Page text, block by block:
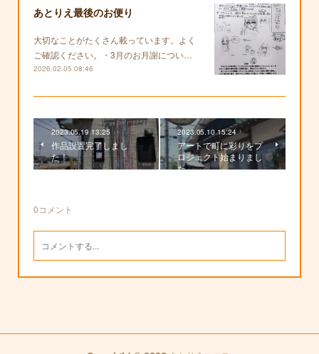
あとりえ最後のお便り
大切なことがたくさん載っています。よく
ご確認ください。・3月のお月謝につい…
2026.02.05 08:46
2023.05.19 13:25
作品設置完了しまし
た！
2023.05.10 15:24
アートで町に彩りをプ
ロジェクト始まりまし
た
0コメント